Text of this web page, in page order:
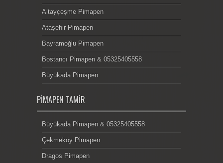
Altayçeşme Pimapen
Ataşehir Pimapen
Bayramoğlu Pimapen
Bostancı Pimapen & 05325405558
Büyükada Pimapen
PIMAPEN TAMIR
Büyükada Pimapen & 05325405558
Çekmeköy Pimapen
Dragos Pimapen